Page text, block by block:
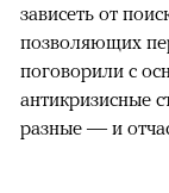
зависеть от
позволяющих
поговорили с
антикризисные
разные — и